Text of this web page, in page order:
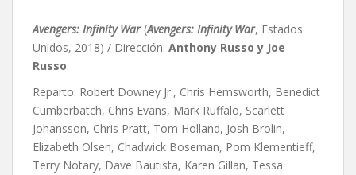
Avengers: Infinity War (Avengers: Infinity War, Estados
Unidos, 2018) / Dirección: Anthony Russo y Joe
Russo.
Reparto: Robert Downey Jr., Chris Hemsworth, Benedict
Cumberbatch, Chris Evans, Mark Ruffalo, Scarlett
Johansson, Chris Pratt, Tom Holland, Josh Brolin,
Elizabeth Olsen, Chadwick Boseman, Pom Klementieff,
Terry Notary, Dave Bautista, Karen Gillan, Tessa